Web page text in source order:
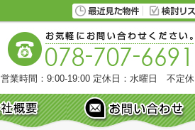
営業時間：9:00-19:00 定休日：水曜日 不定休